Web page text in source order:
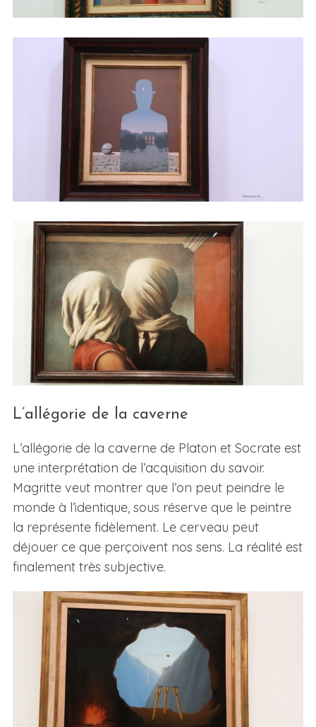
L’allégorie de la caverne
L’allégorie de la caverne de Platon et Socrate est
une interprétation de l’acquisition du savoir.
Magritte veut montrer que l’on peut peindre le
monde à l’identique, sous réserve que le peintre
la représente fidèlement. Le cerveau peut
déjouer ce que perçoivent nos sens. La réalité est
finalement très subjective.